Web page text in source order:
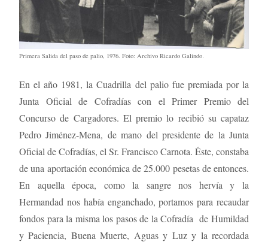
Primera Salida del paso de palio, 1976. Foto: Archivo Ricardo Galindo.
En el año 1981, la Cuadrilla del palio fue premiada por la
Junta Oficial de Cofradías con el Primer Premio del
Concurso de Cargadores. El premio lo recibió su capataz
Pedro Jiménez-Mena, de mano del presidente de la Junta
Oficial de Cofradías, el Sr. Francisco Carnota. Éste, constaba
de una aportación económica de 25.000 pesetas de entonces.
En aquella época, como la sangre nos hervía y la
Hermandad nos había enganchado, portamos para recaudar
fondos para la misma los pasos de la Cofradía de Humildad
y Paciencia, Buena Muerte, Aguas y Luz y la recordada